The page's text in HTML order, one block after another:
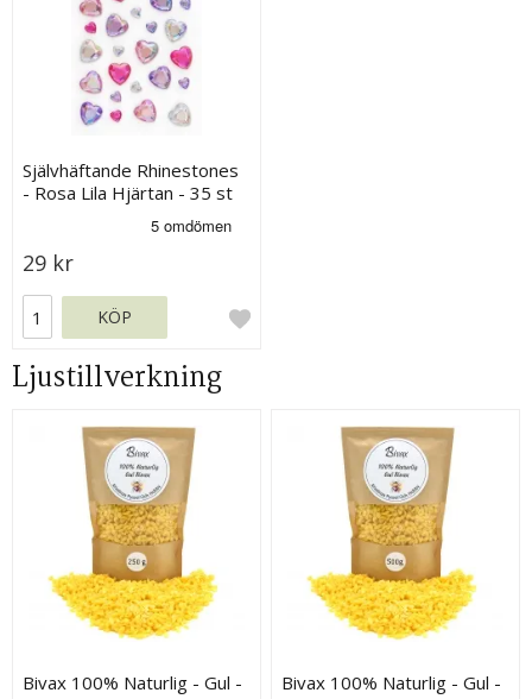
Självhäftande Rhinestones
- Rosa Lila Hjärtan - 35 st
29 kr
KÖP
Ljustillverkning
Bivax 100% Naturlig - Gul -
Bivax 100% Naturlig - Gul -